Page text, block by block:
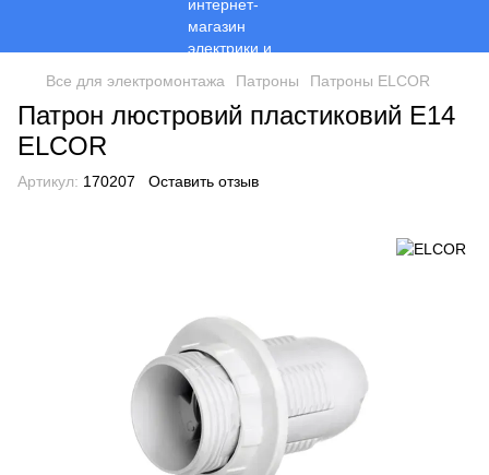
Все для электромонтажа Патроны Патроны ELCOR
Патрон люстровий пластиковий Е14
ELCOR
Артикул: 170207 Оставить отзыв